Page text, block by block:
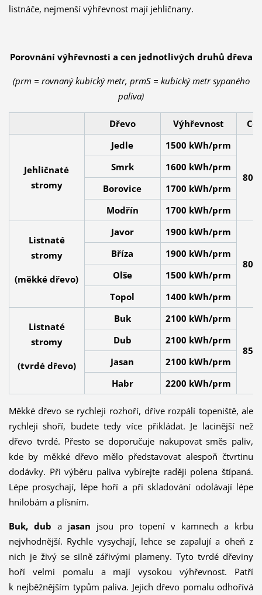
listnáče, nejmenší výhřevnost mají jehličnany.
Porovnání výhřevnosti a cen jednotlivých druhů dřeva
(prm = rovnaný kubický metr, prmS = kubický metr sypaného
paliva)
Dřevo Výhřevnost
Jehličnaté
stromy
Jedle 1500 kWh/prm
800
Smrk
1600 kWh/prm
Borovice
1700 kWh/prm
Modřín
1700 kWh/prm
Listnaté
stromy
(měkké dřevo)
Javor 1900 kWh/prm
800
Bříza
1900 kWh/prm
Olše
1500 kWh/prm
Topol
1400 kWh/prm
Listnaté
stromy
(tvrdé dřevo)
Buk 2100 kWh/prm
850
Dub
2100 kWh/prm
Jasan
2100 kWh/prm
Habr
2200 kWh/prm
Měkké dřevo se rychleji rozhoří, dříve rozpálí topeniště, ale
rychleji shoří, budete tedy více přikládat. Je lacinější než
dřevo tvrdé. Přesto se doporučuje nakupovat směs paliv,
kde by měkké dřevo mělo představovat alespoň čtvrtinu
dodávky. Při výběru paliva vybírejte raději polena štípaná.
Lépe prosychají, lépe hoří a při skladování odolávají lépe
hnilobám a plísním.
Buk, dub a jasan jsou pro topení v kamnech a krbu
nejvhodnější. Rychle vysychají, lehce se zapalují a oheň z
nich je živý se silně zářivými plameny. Tyto tvrdé dřeviny
hoří velmi pomalu a mají vysokou výhřevnost. Patří
k nejběžnějším typům paliva. Jejich dřevo pomalu odhořívá